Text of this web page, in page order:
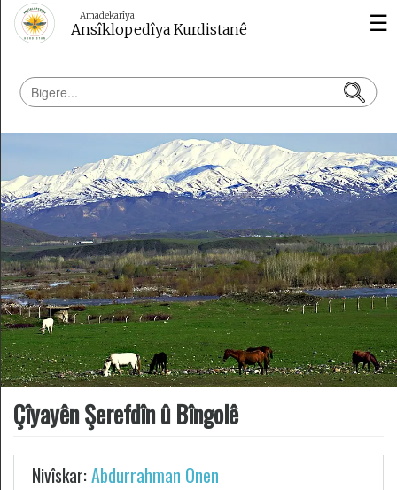
Amadekarîya
Ansîklopedîya Kurdistanê ☰
Çandinî
Çemên
Kurdistan
Çiyayên
Kurdistan
Bajarên
Kurdistan
Sînorên
Kurdistan
Dîrokî
Çîyayên Şerefdîn û Bîngolê
Nivîskar:Abdurrahman Onen